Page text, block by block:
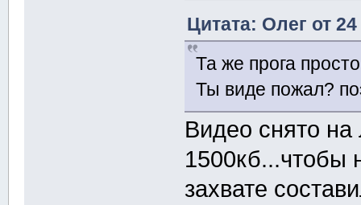
Цитата: Олег от
Та же прога
Ты виде пожал?
Видео снято на
1500кб...чтобы
захвате